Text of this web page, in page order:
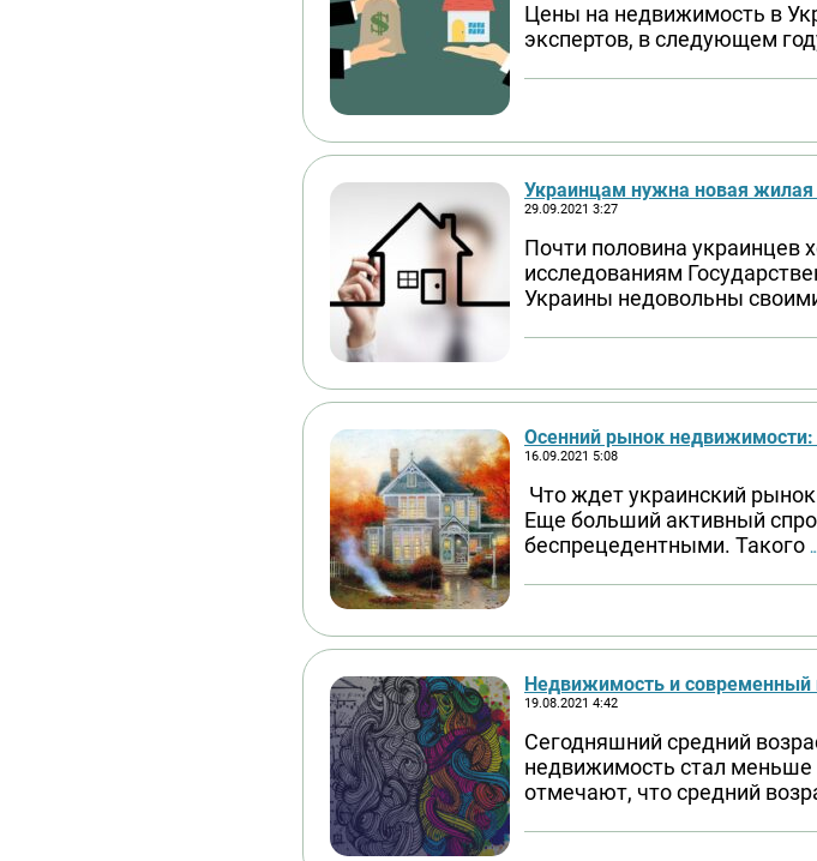
Цены на недвижимость в
экспертов, в следующем
Украинцам нужна новая
29.09.2021 3:27
Почти половина украинцев
исследованиям
Украины недовольны
Осенний рынок недвижимости:
16.09.2021 5:08
Что ждет украинский
Еще больший активный
беспрецедентными. Такого
Недвижимость и современный
19.08.2021 4:42
Сегодняшний средний
недвижимость стал
отмечают, что средний